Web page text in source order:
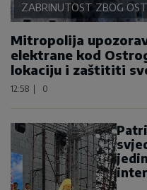
ZABRINUTOST ZBOG
Mitropolija
elektrane kod
lokaciju i zaštititi
12:58 0